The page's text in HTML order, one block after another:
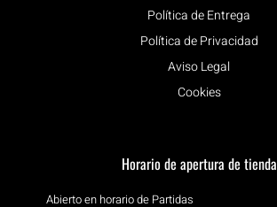
Política de Entrega
Política de Privacidad
Aviso Legal
Cookies
Horario de apertura de tienda
Abierto en horario de Partidas